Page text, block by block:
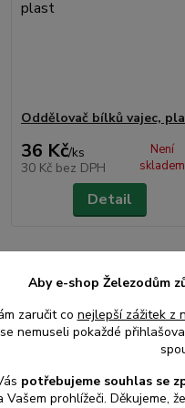
Oddělovač bílků vajec,
36 Kč/ks
30 Kč bez DPH
Není
skladem
Detail
Aby e-shop Železodům
zaručit co nejlepší zážitek z
nemuseli pokaždé
potřebujeme souhlas se
Vašem prohlížeči. Děkujeme,